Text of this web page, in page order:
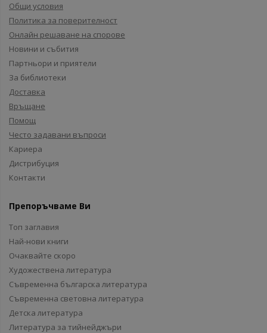
Общи условия
Политика за поверителност
Онлайн решаване на спорове
Новини и събития
Партньори и приятели
За библиотеки
Доставка
Връщане
Помощ
Често задавани въпроси
Кариера
Дистрибуция
Контакти
Препоръчваме Ви
Топ заглавия
Най-нови книги
Очаквайте скоро
Художествена литература
Съвременна българска литература
Съвременна световна литература
Детска литература
Литература за тийнейджъри